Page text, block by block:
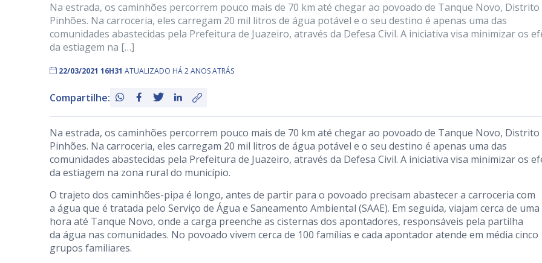
Na estrada, os caminhões percorrem pouco mais de 70 km até chegar ao povoado de Tanque Novo, Distrito
Pinhões. Na carroceria, eles carregam 20 mil litros de água potável e o seu destino é apenas uma das
comunidades abastecidas pela Prefeitura de Juazeiro, através da Defesa Civil. A iniciativa visa minimizar os
da estiagem na […]
22/03/2021 16H31 ATUALIZADO HÁ 2 ANOS ATRÁS
Compartilhe:
Na estrada, os caminhões percorrem pouco mais de 70 km até chegar ao povoado de Tanque Novo, Distrito
Pinhões. Na carroceria, eles carregam 20 mil litros de água potável e o seu destino é apenas uma das
comunidades abastecidas pela Prefeitura de Juazeiro, através da Defesa Civil. A iniciativa visa minimizar os
da estiagem na zona rural do município.
O trajeto dos caminhões-pipa é longo, antes de partir para o povoado precisam abastecer a carroceria com
a água que é tratada pelo Serviço de Água e Saneamento Ambiental (SAAE). Em seguida, viajam cerca de uma
hora até Tanque Novo, onde a carga preenche as cisternas dos apontadores, responsáveis pela partilha
da água nas comunidades. No povoado vivem cerca de 100 famílias e cada apontador atende em média cinco
grupos familiares.